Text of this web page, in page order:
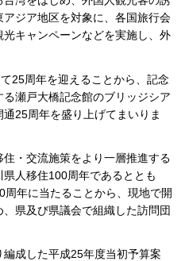
ジア地区を対象に、各国旅行会
キャンペーンなどを実施し、外
25周年を迎えることから、記念
瀬戸大橋記念館のブリッジシア
25周年を盛り上げてまいりま
・交流施策をより一層推進する
人移住100周年であるととも
年に当たることから、現地で開
県及び県議会で組織した訪問団
成した平成25年度当初予算案